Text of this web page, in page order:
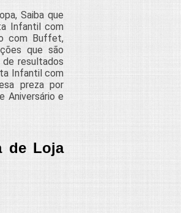
Saiba que
Infantil com
com Buffet,
que são
resultados
Infantil com
preza por
Aniversário e
de Loja